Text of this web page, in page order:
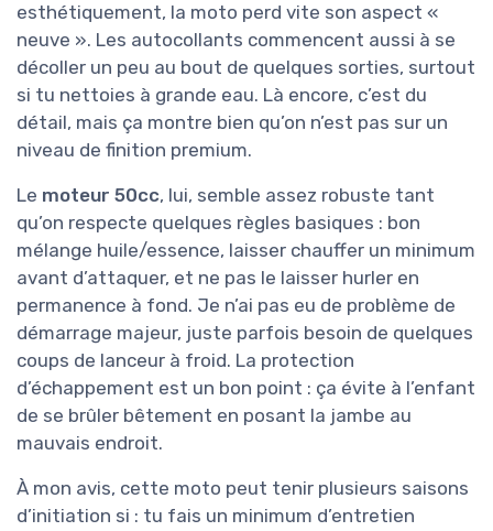
esthétiquement, la moto perd vite son aspect «
neuve ». Les autocollants commencent aussi à se
décoller un peu au bout de quelques sorties, surtout
si tu nettoies à grande eau. Là encore, c’est du
détail, mais ça montre bien qu’on n’est pas sur un
niveau de finition premium.
Le moteur 50cc, lui, semble assez robuste tant
qu’on respecte quelques règles basiques : bon
mélange huile/essence, laisser chauffer un minimum
avant d’attaquer, et ne pas le laisser hurler en
permanence à fond. Je n’ai pas eu de problème de
démarrage majeur, juste parfois besoin de quelques
coups de lanceur à froid. La protection
d’échappement est un bon point : ça évite à l’enfant
de se brûler bêtement en posant la jambe au
mauvais endroit.
À mon avis, cette moto peut tenir plusieurs saisons
d’initiation si : tu fais un minimum d’entretien